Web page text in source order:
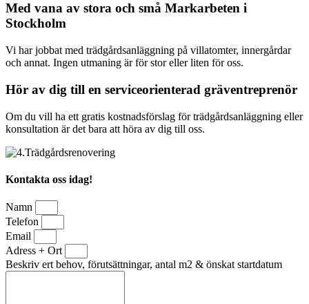
Med vana av stora och små Markarbeten i
Stockholm
Vi har jobbat med trädgårdsanläggning på villatomter, innergårdar
och annat. Ingen utmaning är för stor eller liten för oss.
Hör av dig till en serviceorienterad gräventreprenör
Om du vill ha ett gratis kostnadsförslag för trädgårdsanläggning eller
konsultation är det bara att höra av dig till oss.
Kontakta oss idag!
Namn
Telefon
Email
Adress + Ort
Beskriv ert behov, förutsättningar, antal m2 & önskat startdatum